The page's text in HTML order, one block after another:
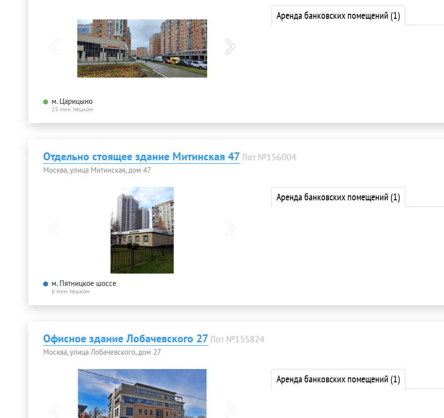
м. Царицыно
25 мин. пешком
Аренда банковских помещений (1)
Отдельно стоящее здание Митинская 47Лот №156004
Москва, улица Митинская, дом 47
м. Пятницкое шоссе
6 мин. пешком
Аренда банковских помещений (1)
Офисное здание Лобачевского 27Лот №155824
Москва, улица Лобачевского, дом 27
Аренда банковских помещений (1)